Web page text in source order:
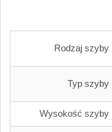
Rodzaj szyby
Typ szyby
Wysokość szyby